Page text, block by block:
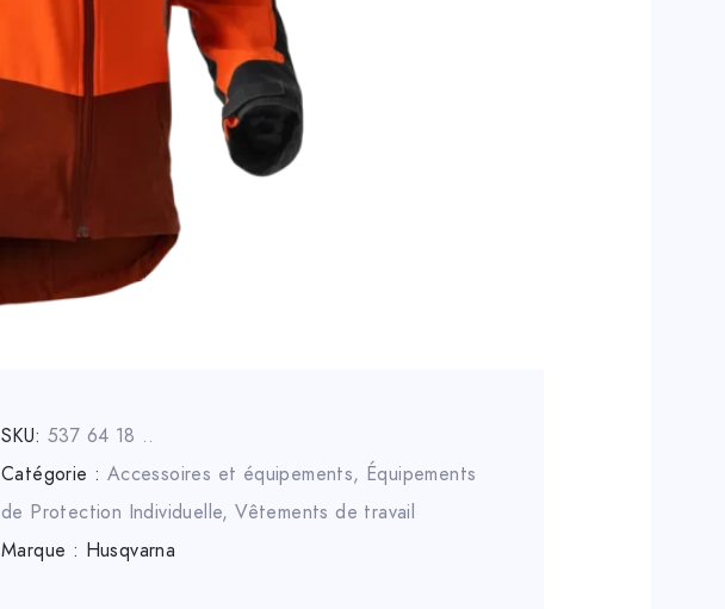
SKU: 537 64 18 ..
Catégorie : Accessoires et équipements, Équipements
de Protection Individuelle,Vêtements de travail
Marque : Husqvarna